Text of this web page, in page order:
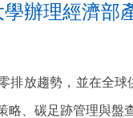
學辦理經濟
排放趨勢，並在全
、碳足跡管理與盤